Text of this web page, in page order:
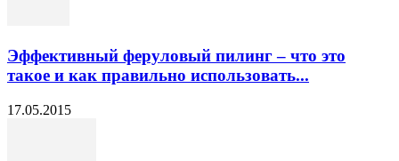
Эффективный феруловый пилинг – что это
такое и как правильно использовать...
17.05.2015